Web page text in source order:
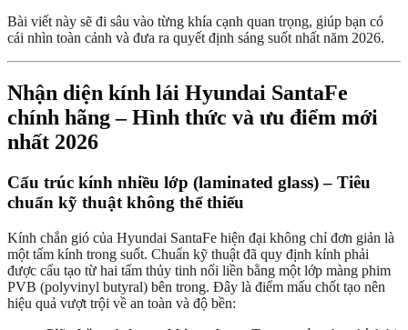
Bài viết này sẽ đi sâu vào từng khía cạnh quan trọng, giúp bạn có
cái nhìn toàn cảnh và đưa ra quyết định sáng suốt nhất năm 2026.
Nhận diện kính lái Hyundai SantaFe
chính hãng – Hình thức và ưu điểm mới
nhất 2026
Cấu trúc kính nhiều lớp (laminated glass) – Tiêu
chuẩn kỹ thuật không thể thiếu
Kính chắn gió của Hyundai SantaFe hiện đại không chỉ đơn giản là
một tấm kính trong suốt. Chuẩn kỹ thuật đã quy định kính phải
được cấu tạo từ hai tấm thủy tinh nối liền bằng một lớp màng phim
PVB (polyvinyl butyral) bên trong. Đây là điểm mấu chốt tạo nên
hiệu quả vượt trội về an toàn và độ bền: